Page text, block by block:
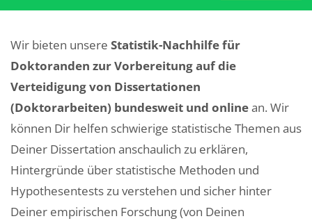
Wir bieten unsere Statistik-Nachhilfe für
Doktoranden zur Vorbereitung auf die
Verteidigung von Dissertationen
(Doktorarbeiten) bundesweit und onlinean. Wir
können Dir helfen schwierige statistische Themen aus
Deiner Dissertation anschaulich zu erklären,
Hintergründe über statistische Methoden und
Hypothesentests zu verstehen und sicher hinter
Deiner empirischen Forschung (von Deinen